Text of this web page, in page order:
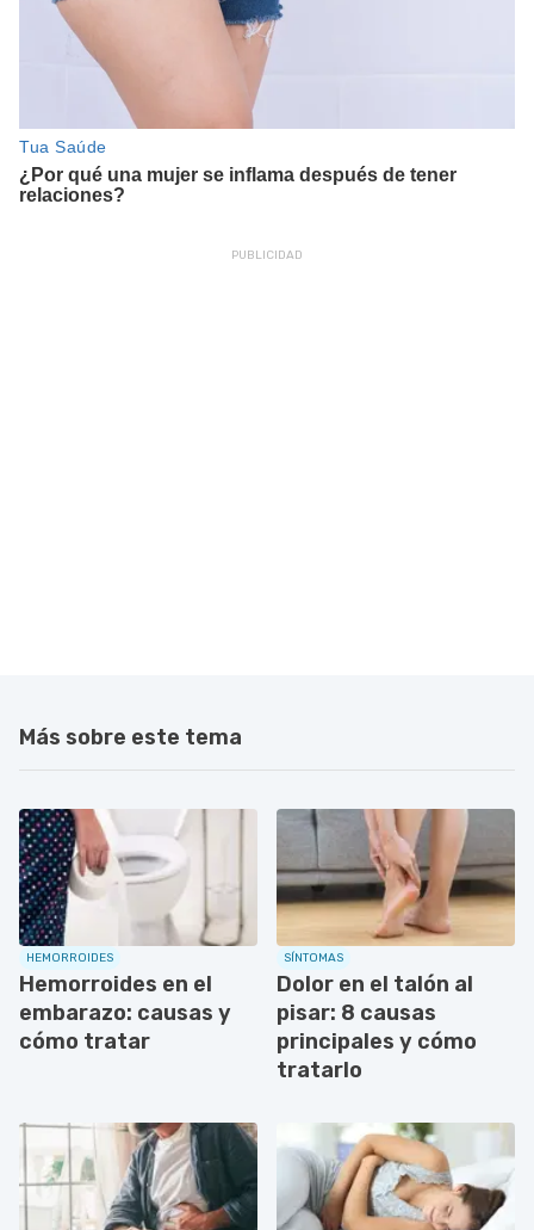
Más sobre este tema
HEMORROIDES
Hemorroides en el
embarazo: causas y
cómo tratar
SÍNTOMAS
Dolor en el talón al
pisar: 8 causas
principales y cómo
tratarlo